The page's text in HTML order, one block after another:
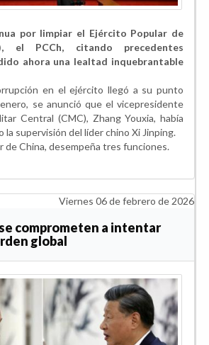
por limpiar el Ejército Popular de
el PCCh, citando precedentes
ahora una lealtad inquebrantable
en el ejército llegó a su punto
se anunció que el vicepresidente
Central (CMC), Zhang Youxia, había
la supervisión del líder chino Xi Jinping.
de China, desempeña tres funciones.
Viernes 06 de febrero de 2026
comprometen a intentar
global